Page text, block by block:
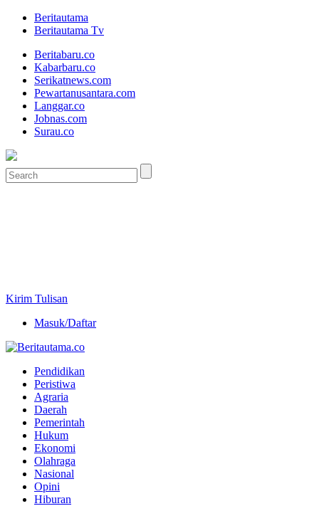
Beritautama
Beritautama Tv
Beritabaru.co
Kabarbaru.co
Serikatnews.com
Pewartanusantara.com
Langgar.co
Jobnas.com
Surau.co
Kirim Tulisan
Masuk/Daftar
Pendidikan
Peristiwa
Agraria
Daerah
Pemerintah
Hukum
Ekonomi
Olahraga
Nasional
Opini
Hiburan